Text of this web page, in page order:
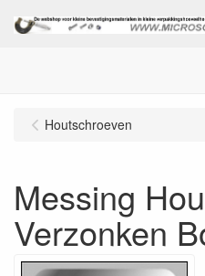
Houtschroeven
Messing
Verzonken